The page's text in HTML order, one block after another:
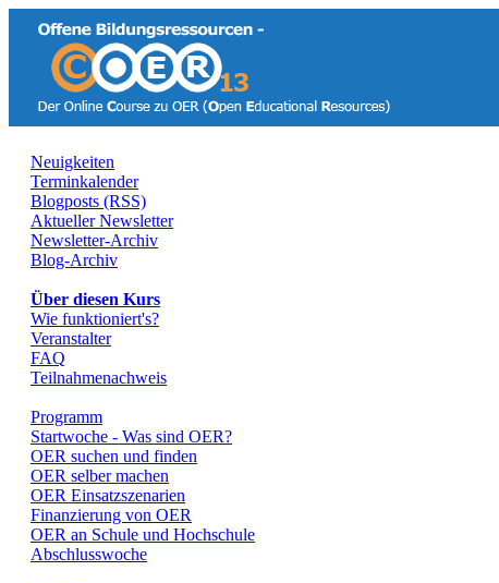
Neuigkeiten
Terminkalender
Blogposts (RSS)
Aktueller Newsletter
Newsletter-Archiv
Blog-Archiv
Über diesen Kurs
Wie funktioniert's?
Veranstalter
FAQ
Teilnahmenachweis
Programm
Startwoche - Was sind OER?
OER suchen und finden
OER selber machen
OER Einsatzszenarien
Finanzierung von OER
OER an Schule und Hochschule
Abschlusswoche